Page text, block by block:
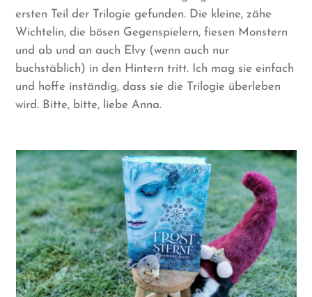
ersten Teil der Trilogie gefunden. Die kleine, zähe
Wichtelin, die bösen Gegenspielern, fiesen Monstern
und ab und an auch Elvy (wenn auch nur
buchstäblich) in den Hintern tritt. Ich mag sie einfach
und hoffe inständig, dass sie die Trilogie überleben
wird. Bitte, bitte, liebe Anna.